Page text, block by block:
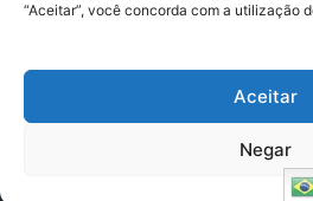
“Aceitar”, você concorda com a utilização
Aceitar
Negar
© 2025 A Província do Pará CNPJ:
Trav. Quintino Bocaiuva 2301, Ed.
2701- Cremação –